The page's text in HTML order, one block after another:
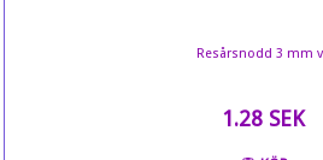
Resårsnodd 3 mm
1.28 SEK